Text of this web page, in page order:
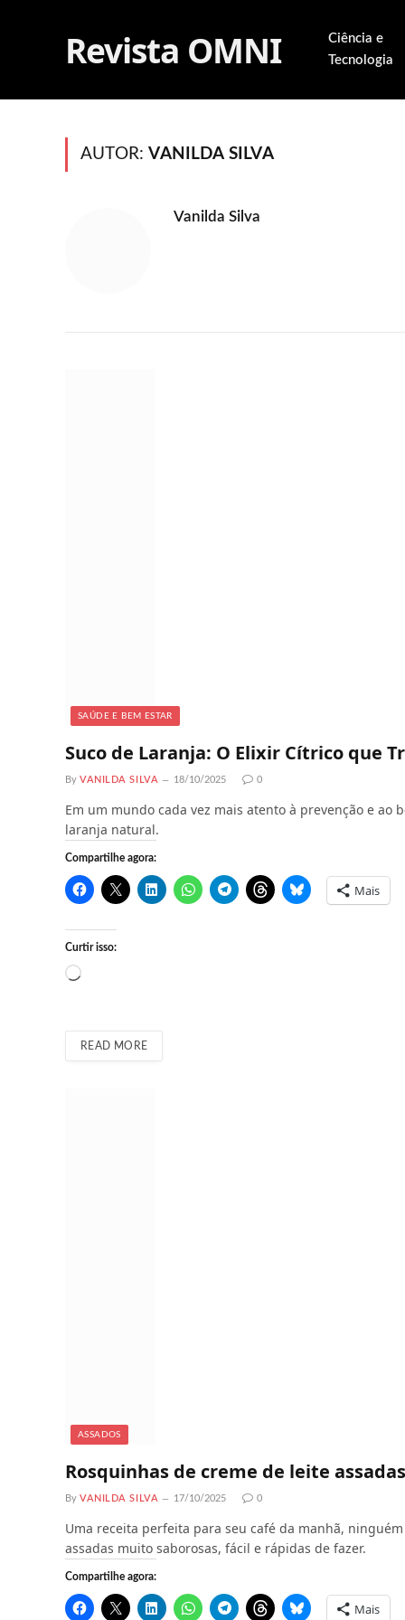
Revista OMNI
Ciência e
Tecnologia
AUTOR:VANILDA SILVA
Vanilda Silva
SAÚDE E BEM ESTAR
Suco de Laranja: O Elixir Cítrico que
By VANILDA SILVA 18/10/2025 0
Em um mundo cada vez mais atento à prevenção e ao
laranja natural.
Compartilhe agora:
Mais
Curtir isso:
C
e
READ MORE
ASSADOS
Rosquinhas de creme de leite
By VANILDA SILVA 17/10/2025 0
Uma receita perfeita para seu café da manhã,
assadas muito saborosas, fácil e rápidas de fazer.
Compartilhe agora:
Mais